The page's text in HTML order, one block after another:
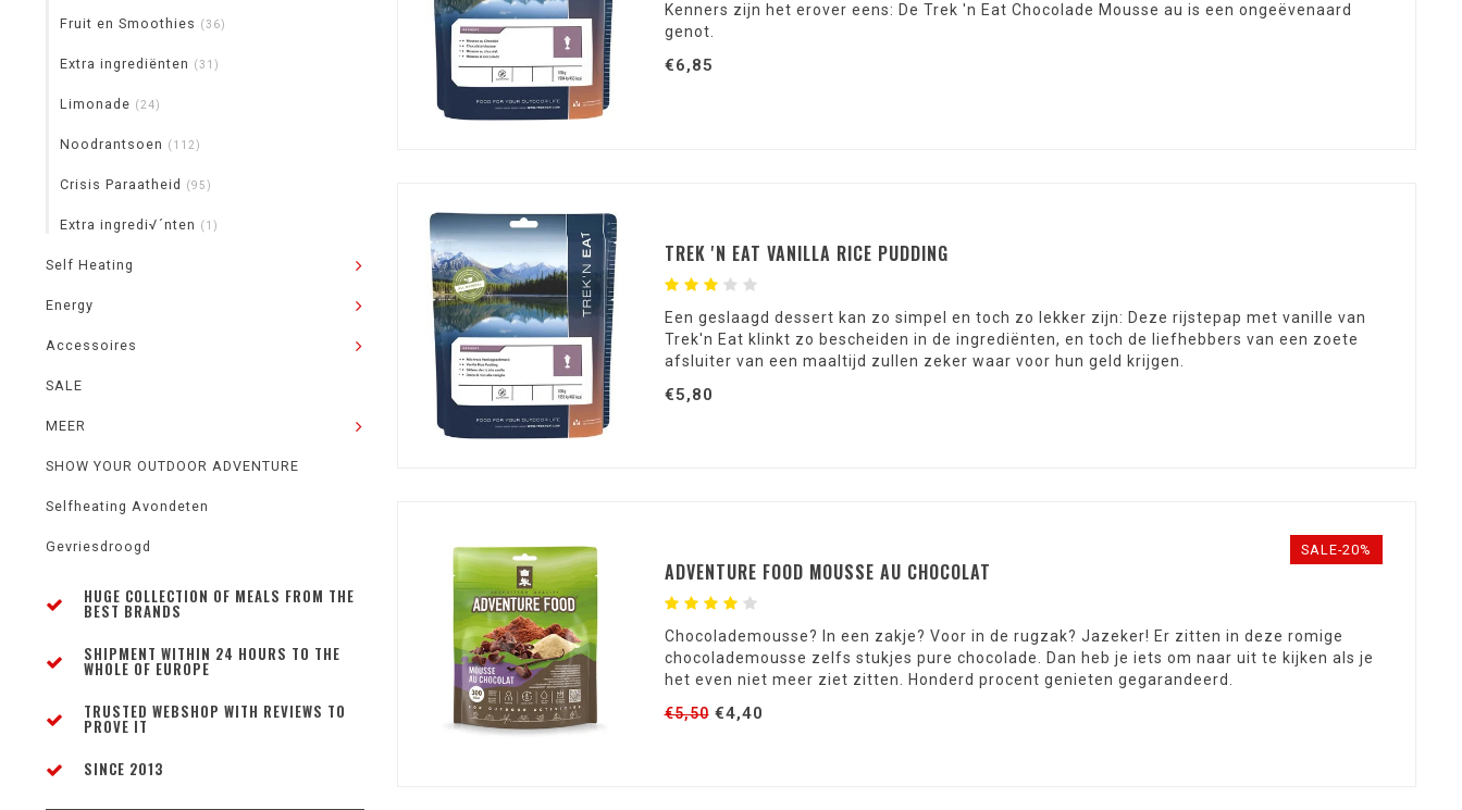
Fruit en Smoothies (36)
Extra ingrediënten (31)
Limonade (24)
Noodrantsoen (112)
Crisis Paraatheid (95)
Extra ingredi√´nten (1)
Self Heating
Energy
Accessoires
SALE
MEER
SHOW YOUR OUTDOOR ADVENTURE
Selfheating Avondeten
Gevriesdroogd
HUGE COLLECTION OF MEALS FROM THE
BEST BRANDS
SHIPMENT WITHIN 24 HOURS TO THE
WHOLE OF EUROPE
TRUSTED WEBSHOP WITH REVIEWS TO
PROVE IT
SINCE 2013
Kenners zijn het erover eens: De Trek 'n Eat Chocolade Mousse au is een ongeëvenaard
genot.
€6,85
TREK 'N EAT VANILLA RICE PUDDING
Een geslaagd dessert kan zo simpel en toch zo lekker zijn: Deze rijstepap met vanille van
Trek'n Eat klinkt zo bescheiden in de ingrediënten, en toch de liefhebbers van een zoete
afsluiter van een maaltijd zullen zeker waar voor hun geld krijgen.
€5,80
SALE-20%
ADVENTURE FOOD MOUSSE AU CHOCOLAT
Chocolademousse? In een zakje? Voor in de rugzak? Jazeker! Er zitten in deze romige
chocolademousse zelfs stukjes pure chocolade. Dan heb je iets om naar uit te kijken als je
het even niet meer ziet zitten. Honderd procent genieten gegarandeerd.
€5,50€4,40